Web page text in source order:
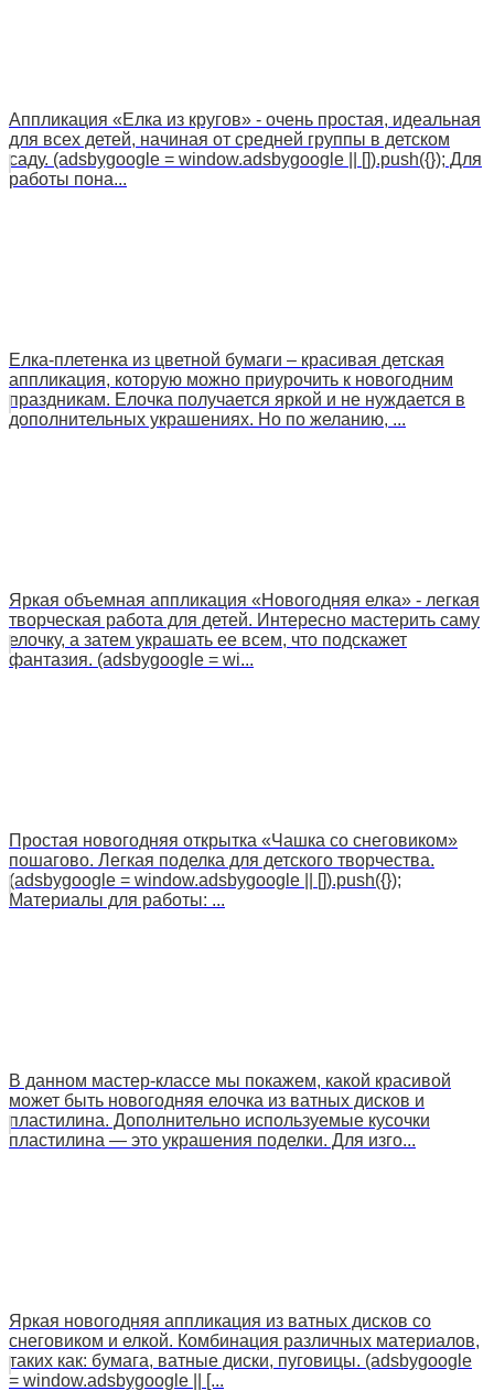
Аппликация «Елка из кругов» - очень простая, идеальная
для всех детей, начиная от средней группы в детском
саду. (adsbygoogle = window.adsbygoogle || []).push({}); Для
работы пона...
Елка-плетенка из цветной бумаги – красивая детская
аппликация, которую можно приурочить к новогодним
праздникам. Елочка получается яркой и не нуждается в
дополнительных украшениях. Но по желанию, ...
Яркая объемная аппликация «Новогодняя елка» - легкая
творческая работа для детей. Интересно мастерить саму
елочку, а затем украшать ее всем, что подскажет
фантазия. (adsbygoogle = wi...
Простая новогодняя открытка «Чашка со снеговиком»
пошагово. Легкая поделка для детского творчества.
(adsbygoogle = window.adsbygoogle || []).push({});
Материалы для работы: ...
В данном мастер-классе мы покажем, какой красивой
может быть новогодняя елочка из ватных дисков и
пластилина. Дополнительно используемые кусочки
пластилина — это украшения поделки. Для изго...
Яркая новогодняя аппликация из ватных дисков со
снеговиком и елкой. Комбинация различных материалов,
таких как: бумага, ватные диски, пуговицы. (adsbygoogle
= window.adsbygoogle || [...